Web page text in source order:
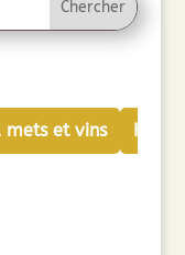
mets et vins